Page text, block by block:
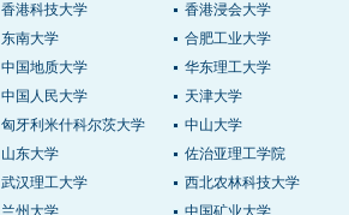
香港科技大学
香港浸会大学
东南大学
合肥工业大学
中国地质大学
华东理工大学
中国人民大学
天津大学
匈牙利米什科尔茨大学
中山大学
山东大学
佐治亚理工学院
武汉理工大学
西北农林科技大学
兰州大学 中国矿业大学